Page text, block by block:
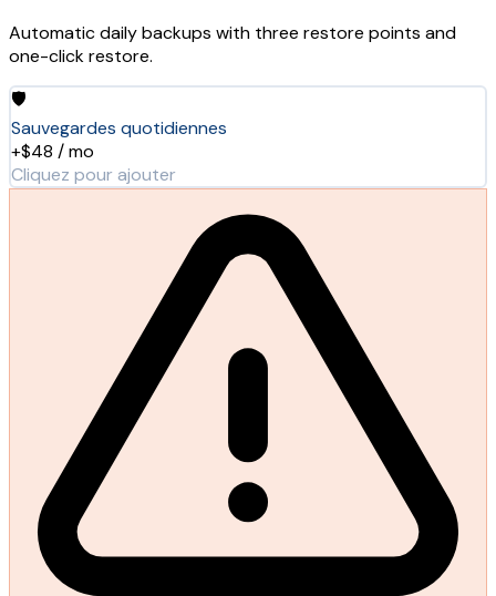
Automatic daily backups with three restore points and
one-click restore.
🛡️
Sauvegardes quotidiennes
+$48 / mo
Cliquez pour ajouter